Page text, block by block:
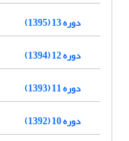
دوره 13 (1395)
دوره 12 (1394)
دوره 11 (1393)
دوره 10 (1392)